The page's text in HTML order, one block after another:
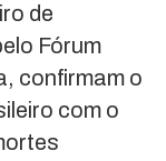
de
Fórum
confirmam o
com o